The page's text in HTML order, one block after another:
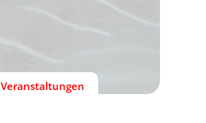
Veranstaltungen